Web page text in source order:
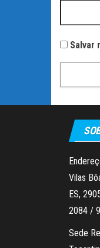
Salvar
Vilas
ES,
2084 /
Sede